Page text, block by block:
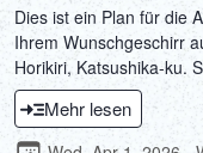
Dies ist ein Plan für die
Ihrem Wunschgeschirr
Horikiri, Katsushika-ku.
Kiriko-
Mehr lesen